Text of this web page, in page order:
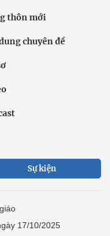
thôn mới
chuyên đề
Sự kiện
17/10/2025